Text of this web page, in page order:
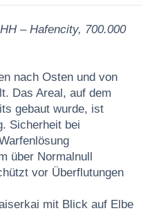
– Hafencity, 700.000
nach Osten und von
Das Areal, auf dem
gebaut wurde, ist
Sicherheit bei
über Normalnull
vor Überflutungen
mit Blick auf Elbe